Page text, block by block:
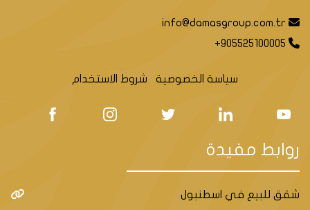
info@damasgroup.com.tr
+905525100005
سياسة الخصوصية شروط الاستخدام
روابط مفيدة
شقق للبيع في اسطنبول